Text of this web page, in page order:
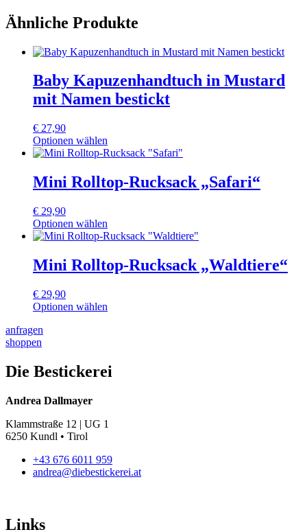
Ähnliche Produkte
Baby Kapuzenhandtuch in Mustard
mit Namen bestickt
€ 27,90
Optionen wählen
Dieses
weist
mehrere
auf.
Die
Optionen
auf
der
Produktseite
gewählt
werden
Mini Rolltop-Rucksack „Safari“
€ 29,90
Optionen wählen
Dieses
weist
mehrere
auf.
Die
können
auf
Produktseite
werden
Mini Rolltop-Rucksack „Waldtiere“
€ 29,90
Optionen wählen
Produkt
weist
Varianten
auf.
Optionen
auf
der
Produktseite
gewählt
werden
anfragen
shoppen
Die Bestickerei
Andrea Dallmayer
Klammstraße 12 | UG 1
6250 Kundl • Tirol
+43 676 6011 959
andrea@diebestickerei.at
Links